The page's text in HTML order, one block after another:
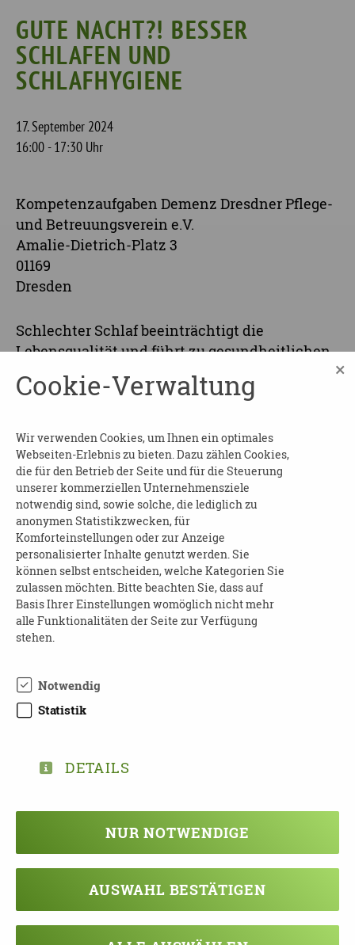
GUTE NACHT?! BESSER
SCHLAFEN UND
SCHLAFHYGIENE
17. September 2024
16:00 - 17:30 Uhr
Kompetenzaufgaben Demenz Dresdner Pflege-
und Betreuungsverein e.V.
Amalie-Dietrich-Platz 3
01169
Dresden
Schlechter Schlaf beeinträchtigt die
Lebensqualität und führt zu gesundheitlichen
Problemen.
Erfahren Sie, was guter Schlaf ist und welche
Sie Strategien und Methoden kennen, um
besser zu schlafen.
Anmeldung sowie weitere Informationen:
Kompetenzaufgaben Demenz
Dresdner Pflege- und Betreuungsverein e.V
Frau Augustin, Frau Backhaus
Telefon: 0351 41 66 047
E-Mail:demenz@dpbv-online.de
Website:
www.dpbv-online.de/demenz
Der Eintritt ist frei.
ZURÜCK ZUR ÜBERSICHT
Cookie-Verwaltung ×
Wir verwenden Cookies, um Ihnen ein optimales
Webseiten-Erlebnis zu bieten. Dazu zählen Cookies,
die für den Betrieb der Seite und für die Steuerung
unserer kommerziellen Unternehmensziele
notwendig sind, sowie solche, die lediglich zu
anonymen Statistikzwecken, für
Komforteinstellungen oder zur Anzeige
personalisierter Inhalte genutzt werden. Sie
können selbst entscheiden, welche Kategorien Sie
zulassen möchten. Bitte beachten Sie, dass auf
Basis Ihrer Einstellungen womöglich nicht mehr
alle Funktionalitäten der Seite zur Verfügung
stehen.
Notwendig
Statistik
DETAILS
NUR NOTWENDIGE
AUSWAHL BESTÄTIGEN